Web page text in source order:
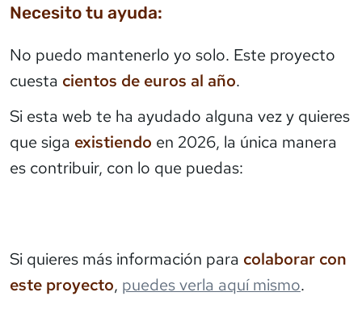
Necesito tu ayuda:
No puedo mantenerlo yo solo. Este proyecto
cuesta cientos de euros al año.
Si esta web te ha ayudado alguna vez y quieres
que siga existiendo en 2026, la única manera
es contribuir, con lo que puedas:
Si quieres más información para colaborar con
este proyecto, puedes verla aquí mismo.